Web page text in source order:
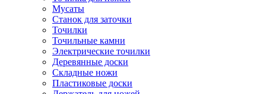
Мусаты
Станок для заточки
Точилки
Точильные камни
Электрические точилки
Деревянные доски
Складные ножи
Пластиковые доски